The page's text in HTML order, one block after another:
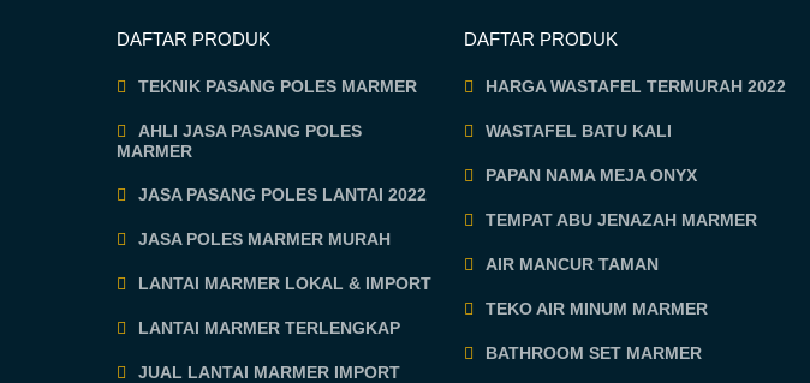
DAFTAR PRODUK
TEKNIK PASANG POLES MARMER
AHLI JASA PASANG POLES
MARMER
JASA PASANG POLES LANTAI 2022
JASA POLES MARMER MURAH
LANTAI MARMER LOKAL & IMPORT
LANTAI MARMER TERLENGKAP
JUAL LANTAI MARMER IMPORT
DAFTAR PRODUK
HARGA WASTAFEL TERMURAH 2022
WASTAFEL BATU KALI
PAPAN NAMA MEJA ONYX
TEMPAT ABU JENAZAH MARMER
AIR MANCUR TAMAN
TEKO AIR MINUM MARMER
BATHROOM SET MARMER